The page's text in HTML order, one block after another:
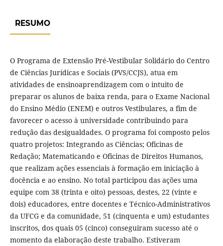
RESUMO
O Programa de Extensão Pré-Vestibular Solidário do Centro
de Ciências Jurídicas e Sociais (PVS/CCJS), atua em
atividades de ensinoaprendizagem com o intuito de
preparar os alunos de baixa renda, para o Exame Nacional
do Ensino Médio (ENEM) e outros Vestibulares, a fim de
favorecer o acesso à universidade contribuindo para
redução das desigualdades. O programa foi composto pelos
quatro projetos: Integrando as Ciências; Oficinas de
Redação; Matematicando e Oficinas de Direitos Humanos,
que realizam ações essenciais à formação em iniciação à
docência e ao ensino. No total participou das ações uma
equipe com 38 (trinta e oito) pessoas, destes, 22 (vinte e
dois) educadores, entre docentes e Técnico-Administrativos
da UFCG e da comunidade, 51 (cinquenta e um) estudantes
inscritos, dos quais 05 (cinco) conseguiram sucesso até o
momento da elaboração deste trabalho. Estiveram